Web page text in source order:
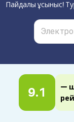
9.1
—
Пайдалы ұсыныс!